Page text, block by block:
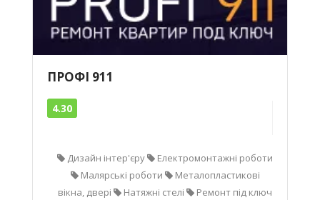
ПРОФІ 911
4.30
Дизайн інтер'єру
Електромонтажні роботи
Малярські роботи
Металопластикові
вікна, двері
Натяжні стелі
Ремонт під ключ